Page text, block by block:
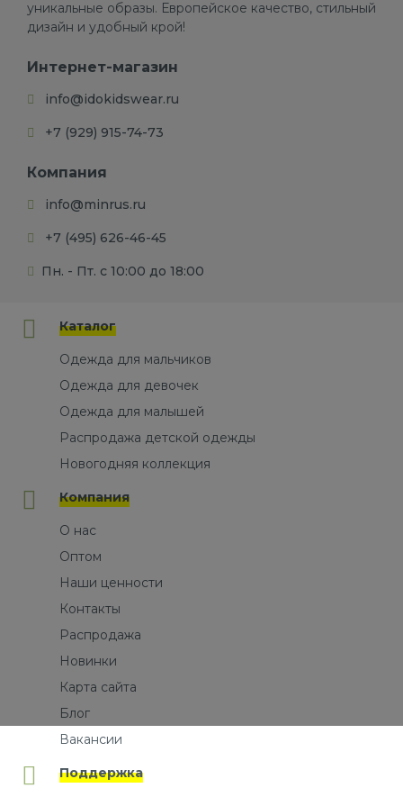
уникальные образы. Европейское качество, стильный
дизайн и удобный крой!
Интернет-магазин
info@idokidswear.ru
+7 (929) 915-74-73
Компания
info@minrus.ru
+7 (495) 626-46-45
Пн. - Пт. с 10:00 до 18:00
Каталог
Одежда для мальчиков
Одежда для девочек
Одежда для малышей
Распродажа детской одежды
Новогодняя коллекция
Компания
О нас
Оптом
Наши ценности
Контакты
Распродажа
Новинки
Карта сайта
Блог
Вакансии
Поддержка